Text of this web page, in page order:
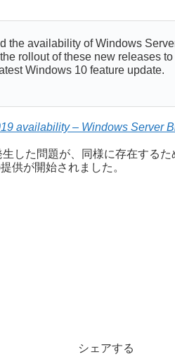
the availability of Windows
rollout of these new releases
Windows 10 feature update.
availability – Windows Server
した問題が、同様に存在する
供が開始されました。
シェアする